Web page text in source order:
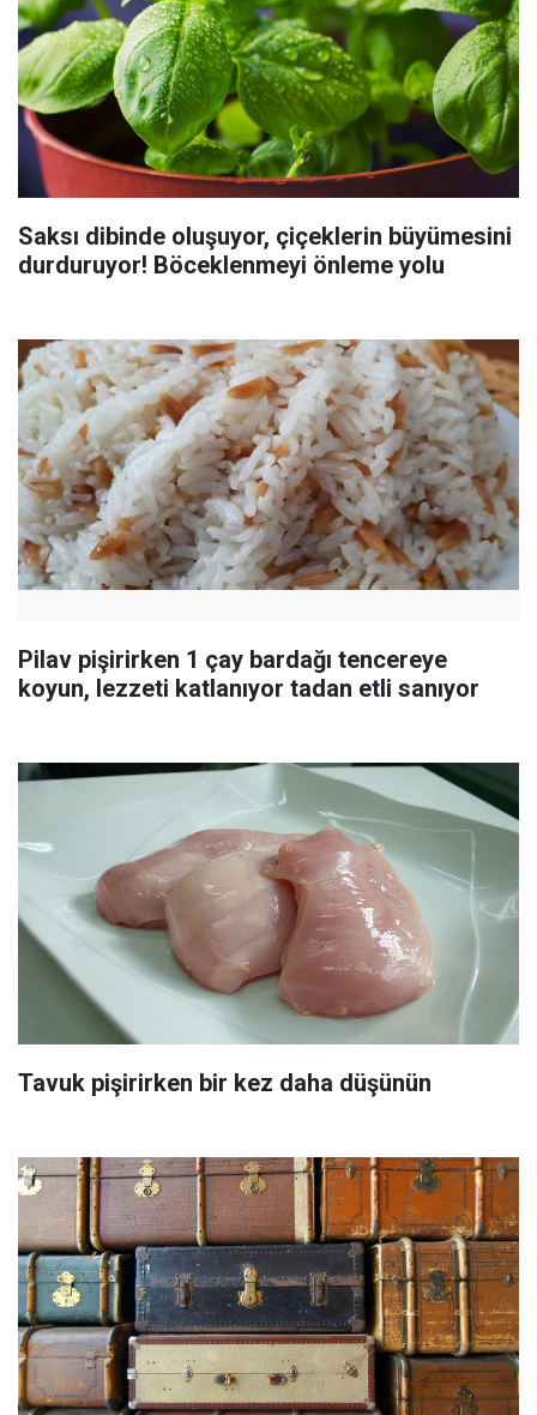
Saksı dibinde oluşuyor, çiçeklerin büyümesini
durduruyor! Böceklenmeyi önleme yolu
Pilav pişirirken 1 çay bardağı tencereye
koyun, lezzeti katlanıyor tadan etli sanıyor
Tavuk pişirirken bir kez daha düşünün